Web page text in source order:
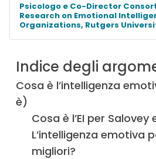
Psicologo e Co-Director
Research on Emotional
Organizations, Rutgers
Indice degli
Cosa è l’intelligenza
è)
Cosa è l’EI per Salovey
L’intelligenza emotiva
migliori?